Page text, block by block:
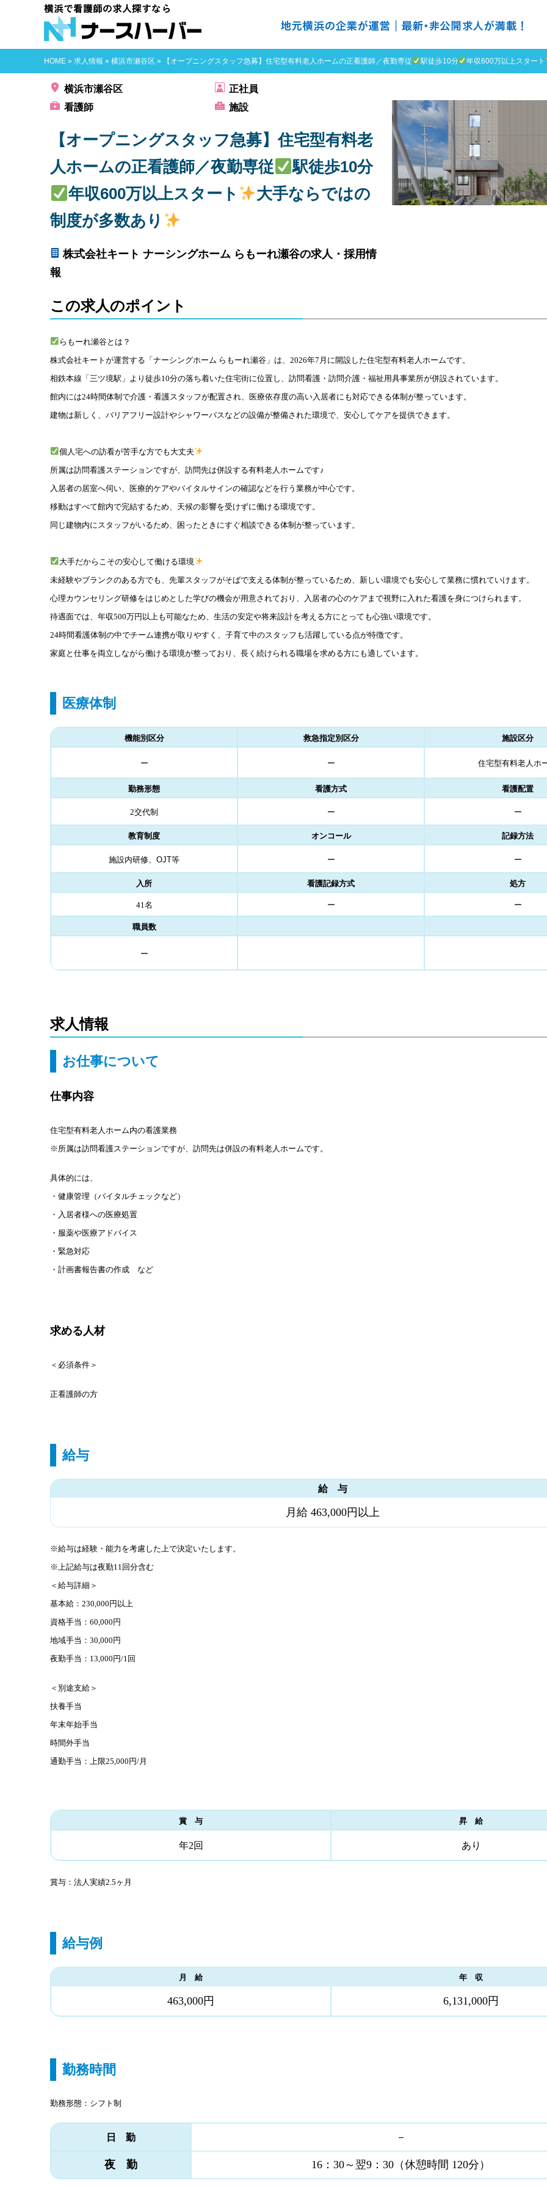
HOME » 求人情報 » 横浜市瀬谷区 » 【オープニングスタッフ急募】住宅型有料老人ホームの正看護師／夜勤専従 駅徒歩10分 年収600万以上スタート
横浜市瀬谷区
正社員
看護師
施設
【オープニングスタッフ急募】住宅型有料老
人ホームの正看護師／夜勤専従
駅徒歩10分
年収600万以上スタート
大手ならではの
制度が多数あり
株式会社キート ナーシングホーム らもーれ瀬谷の求人・採用情
報
この求人のポイント
らもーれ瀬谷とは？
株式会社キートが運営する「ナーシングホーム らもーれ瀬谷」は、2026年7月に開設した住宅型有料老人ホームです。
相鉄本線「三ツ境駅」より徒歩10分の落ち着いた住宅街に位置し、訪問看護・訪問介護・福祉用具事業所が併設されています。
館内には24時間体制で介護・看護スタッフが配置され、医療依存度の高い入居者にも対応できる体制が整っています。
建物は新しく、バリアフリー設計やシャワーバスなどの設備が整備された環境で、安心してケアを提供できます。
個人宅への訪看が苦手な方でも大丈夫
所属は訪問看護ステーションですが、訪問先は併設する有料老人ホームです♪
入居者の居室へ伺い、医療的ケアやバイタルサインの確認などを行う業務が中心です。
移動はすべて館内で完結するため、天候の影響を受けずに働ける環境です。
同じ建物内にスタッフがいるため、困ったときにすぐ相談できる体制が整っています。
大手だからこその安心して働ける環境
未経験やブランクのある方でも、先輩スタッフがそばで支える体制が整っているため、新しい環境でも安心して業務に慣れていけます。
心理カウンセリング研修をはじめとした学びの機会が用意されており、入居者の心のケアまで視野に入れた看護を身につけられます。
待遇面では、年収500万円以上も可能なため、生活の安定や将来設計を考える方にとっても心強い環境です。
24時間看護体制の中でチーム連携が取りやすく、子育て中のスタッフも活躍している点が特徴です。
家庭と仕事を両立しながら働ける環境が整っており、長く続けられる職場を求める方にも適しています。
医療体制
機能別区分 救急指定別区分 施設区分
ー ー 住宅型有料老人ホ
勤務形態 看護方式 看護配置
2交代制 ー ー
教育制度 オンコール 記録方法
施設内研修、 OJT等 ー ー
入所 看護記録方式 処方
41名 ー ー
職員数
ー
求人情報
お仕事について
仕事内容
住宅型有料老人ホーム内の看護業務
※所属は訪問看護ステーションですが、訪問先は併設の有料老人ホームです。
具体的には、
・健康管理（バイタルチェックなど）
・入居者様への医療処置
・服薬や医療アドバイス
・緊急対応
・計画書報告書の作成 など
求める人材
＜必須条件＞
正看護師の方
給与
給 与
月給 463,000円以上
※給与は経験・能力を考慮した上で決定いたします。
※上記給与は夜勤11回分含む
＜給与詳細＞
基本給：230,000円以上
資格手当：60,000円
地域手当：30,000円
夜勤手当：13,000円/1回
＜別途支給＞
扶養手当
年末年始手当
時間外手当
通勤手当：上限25,000円/月
賞 与 昇 給
年2回 あり
賞与：法人実績2.5ヶ月
給与例
月 給 年 収
463,000円 6,131,000円
勤務時間
勤務形態：シフト制
日 勤 －
夜 勤 16：30～翌9：30（休憩時間 120分）